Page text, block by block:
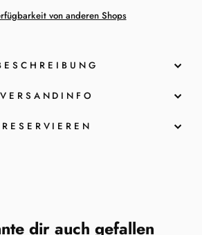
von anderen Shops
VERSANDINFO
RESERVIEREN
dir auch gefallen